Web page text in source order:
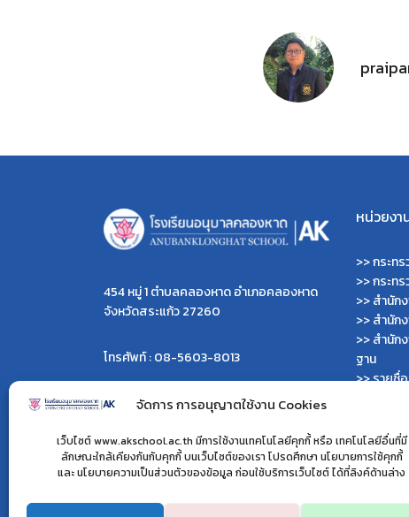
จัดการ การอนุญาตใช้งาน Cookies
เว็บไซต์ www.akschool.ac.th มีการใช้งานเทคโนโลยีคุกกี้ หรือ เทคโนโลยีอื่นที่มี
ลักษณะใกล้เคียงกันกับคุกกี้ บนเว็บไซต์ของเรา โปรดศึกษา นโยบายการใช้คุกกี้
และ นโยบายความเป็นส่วนตัวของข้อมูล ก่อนใช้บริการเว็บไซต์ ได้ที่ลิงค์ด้านล่าง
454 หมู่ 1 ตำบลคลองหาด อำเภอคลองหาด
จังหวัดสระแก้ว 27260
โทรศัพท์ : 08-5603-8013
ผู้ดูแลเว็บไซต์ :
>> นายมนตรี คำเนตร
>> นางสาวไพจิตตรา เจนดง
หน่วยงา
>>กระท
>>กระท
>>สำนัก
>>สำนัก
>>สำนัก
ฐาน
>>รายชื่
เว็บ
เว็บ
>>เว็บไ
>>กรมบั
>>สำนัก